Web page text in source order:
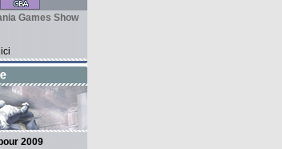
Games Show
2009